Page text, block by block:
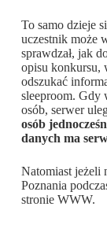
To samo dzieje
uczestnik może
sprawdzał, jak
opisu konkursu,
odszukać
sleeproom. Gdy
osób, serwer
osób
danych ma
Natomiast jeżeli
Poznania
stronie WWW.